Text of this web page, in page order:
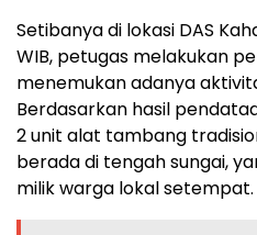
Setibanya di lokasi DAS
WIB, petugas melakukan
menemukan adanya
Berdasarkan hasil
2 unit alat tambang
berada di tengah sungai,
milik warga lokal setempat.